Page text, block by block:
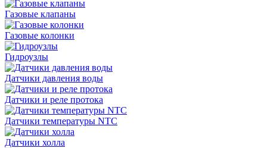
Газовые клапаны
Газовые колонки
Гидроузлы
Датчики давления воды
Датчики и реле протока
Датчики температуры NTC
Датчики холла